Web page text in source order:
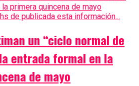
de publicada esta información...
un “ciclo normal de
entrada formal en la
de mayo